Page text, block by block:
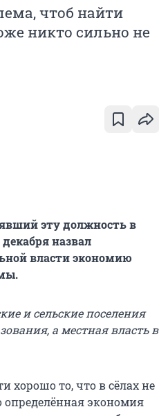
чтоб найти
никто сильно не
эту должность в
назвал
власти экономию
и сельские поселения
а местная власть в
хорошо то, что в сёлах не
определённая экономия